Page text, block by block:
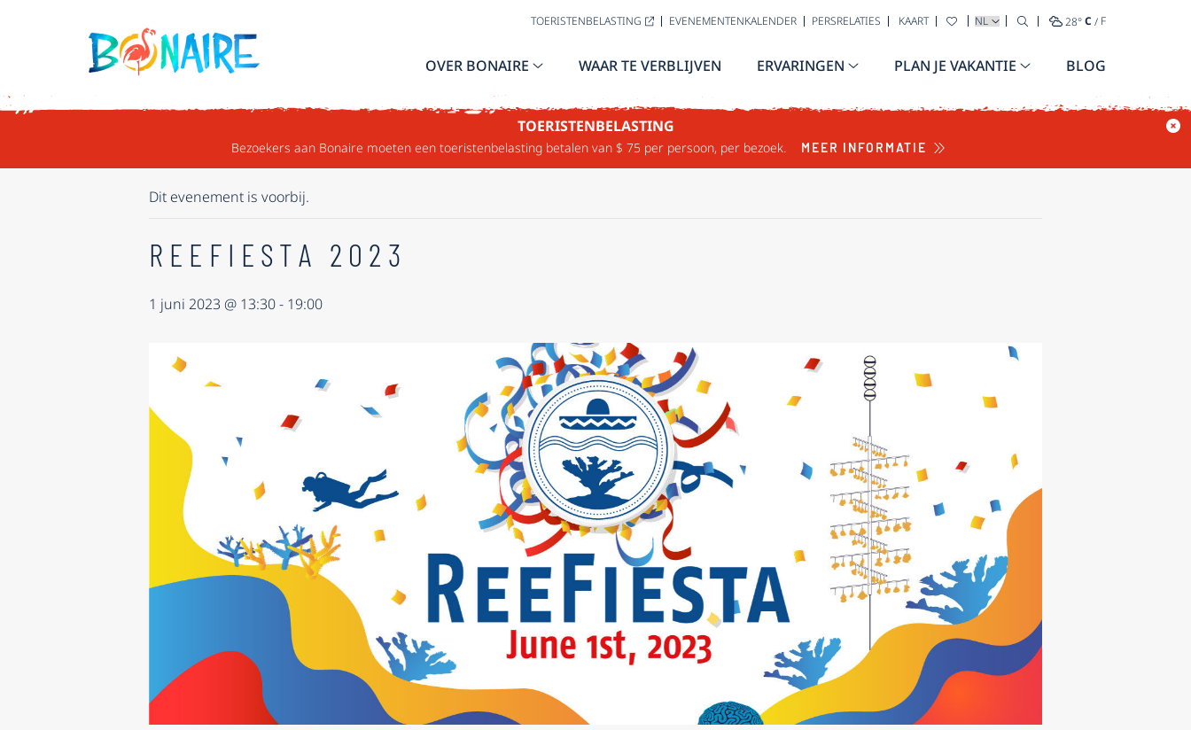
TOERISTENBELASTING EVENEMENTENKALENDER PERSRELATIES KAART TAAL SELECTEREN 28°C / F
OVER BONAIRE WAAR TE VERBLIJVEN ERVARINGEN PLAN JE VAKANTIE BLOG
TOERISTENBELASTING
Bezoekers aan Bonaire moeten een toeristenbelasting betalen van $ 75 per persoon, per bezoek. MEER INFORMATIE
« ALLE EVENEMENTEN
Dit evenement is voorbij.
REEFIESTA 2023
1 juni 2023 @ 13:30- 19:00